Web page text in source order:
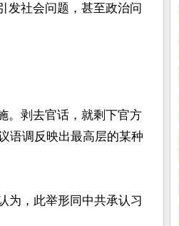
发社会问题，甚至政治问
。剥去官话，就剩下官方
语调反映出最高层的某种
为，此举形同中共承认习